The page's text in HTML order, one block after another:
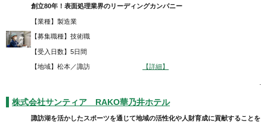
創立80年！表面処理業界のリーディングカンパニー
【業種】製造業
【募集職種】技術職
【受入日数】5日間
【地域】松本／諏訪 【詳細】
.
株式会社サンティア RAKO華乃井ホテル
諏訪湖を活かしたスポーツを通じて地域の活性化や人財育成に貢献することを